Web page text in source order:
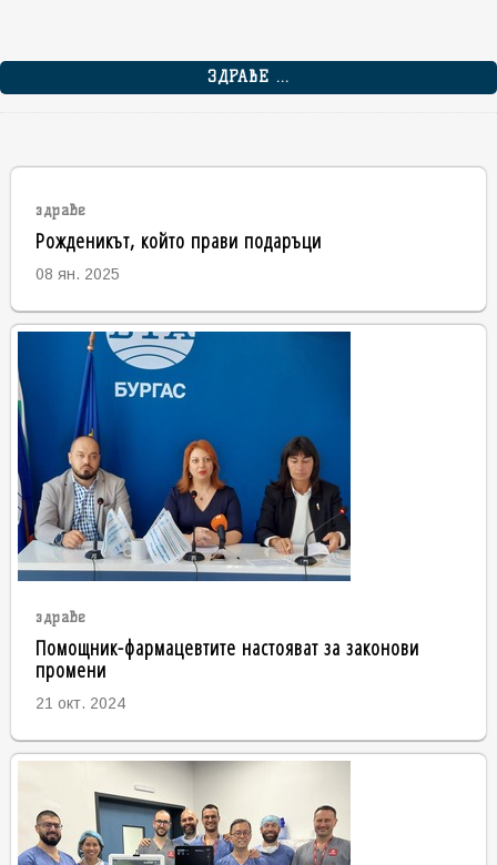
ЗДРАВЕ ...
здраве
Рожденикът, който прави подаръци
08 ян. 2025
здраве
Помощник-фармацевтите настояват за законови
промени
21 окт. 2024